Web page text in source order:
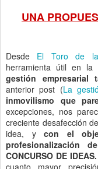
UNA
Desde El Toro de
herramienta útil en la
gestión empresarial
anterior post (La
inmovilismo que
excepciones, nos
creciente desafección
idea, ycon el
profesionalización
CONCURSO DE IDEAS.
cuanto mayor